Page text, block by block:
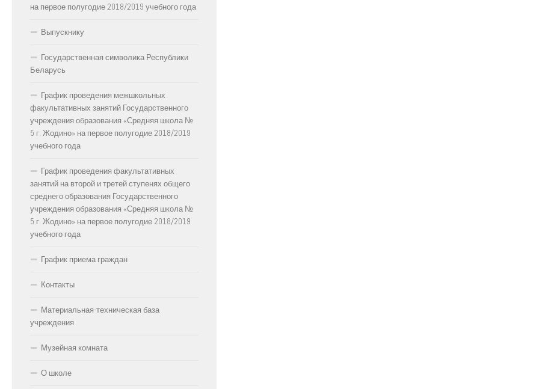
на первое полугодие 2018/2019 учебного года
Выпускнику
Государственная символика Республики
Беларусь
График проведения межшкольных
факультативных занятий Государственного
учреждения образования «Средняя школа №
5 г. Жодино» на первое полугодие 2018/2019
учебного года
График проведения факультативных
занятий на второй и третей ступенях общего
среднего образования Государственного
учреждения образования «Средняя школа №
5 г. Жодино» на первое полугодие 2018/2019
учебного года
График приема граждан
Контакты
Материальная-техническая база
учреждения
Музейная комната
О школе